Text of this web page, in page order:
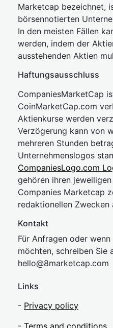
Marketcap bezeichnet,
börsennotierten
In den meisten Fällen
werden, indem der
ausstehenden Aktien
Haftungsausschluss
CompaniesMarketCap
CoinMarketCap.com
Aktienkurse werden
Verzögerung kann von
mehreren Stunden
Unternehmenslogos
CompaniesLogo.com
gehören ihren
Companies Marketcap
redaktionellen Zwecken
Kontakt
Für Anfragen oder
möchten, schreiben Sie
hello@8marketcap.com
Links
- Privacy policy
- Terms and conditions